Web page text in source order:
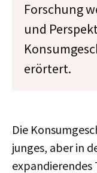
Forschung
und
erörtert.
Die
junges, aber in